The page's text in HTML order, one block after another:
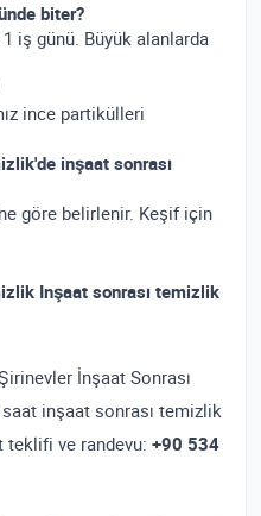
biter?
iş günü. Büyük alanlarda
ince partikülleri
inşaat sonrası
göre belirlenir. Keşif için
Inşaat sonrası temizlik
İnşaat Sonrası
inşaat sonrası temizlik
teklifi ve randevu: +90 534